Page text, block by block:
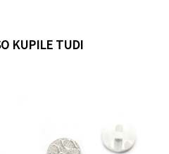
KUPILE TUDI